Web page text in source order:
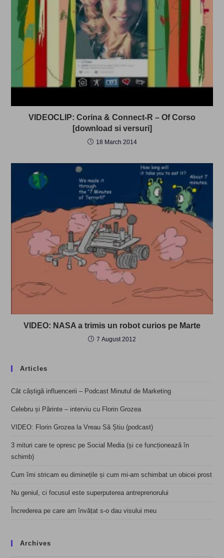
VIDEOCLIP: Corina & Connect-R – Of Corso
[download si versuri]
18 March 2014
VIDEO: NASA a trimis un robot curios pe Marte
7 August 2012
Articles
Cât câștigă influencerii – Podcast Minutul de Marketing
Celebru și Părinte – interviu cu Florin Grozea
VIDEO: Florin Grozea la Vreau Să Știu (podcast)
3 mituri care te opresc pe Social Media (și ce funcționează în
schimb)
Cum îmi stricam eu diminețile și cum mi-am schimbat un obicei prost
Nu geniul, ci focusul este superputerea antreprenorului
Încrederea pe care am învățat s-o dau visului meu
Archives